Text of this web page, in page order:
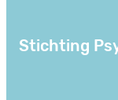
Stichting